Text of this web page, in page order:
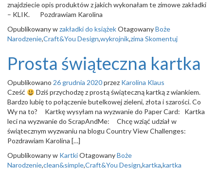
znajdziecie opis produktów z jakich wykonałam te zimowe zakładki
– KLIK. Pozdrawiam Karolina
Opublikowany wzakładki do książekOtagowanyBoże
Narodzenie,Craft&You Design,wykrojnik,zima Skomentuj
Prosta świąteczna kartka
Opublikowano 26 grudnia 2020przez Karolina Klaus
Cześć
Dziś przychodzę z prostą świąteczną kartką z wiankiem.
Bardzo lubię to połączenie butelkowej zieleni, złota i szarości. Co
Wy na to? Kartkę wysyłam na wyzwanie do Paper Card: Kartka
leci na wyzwanie do ScrapAndMe: Chcę wziąć udział w
świątecznym wyzwaniu na blogu Country View Challenges:
Pozdrawiam Karolina […]
Opublikowany w KartkiOtagowanyBoże
Narodzenie,clean&simple,Craft&You Design,kartka,kartka